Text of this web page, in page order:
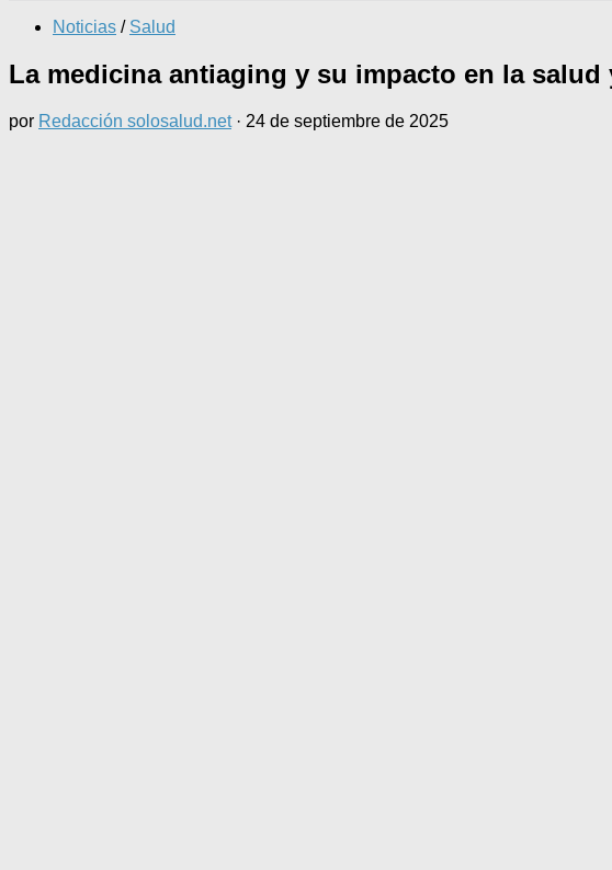
Noticias / Salud
La medicina antiaging y su impacto en la
por Redacción solosalud.net · 24 de septiembre de 2025